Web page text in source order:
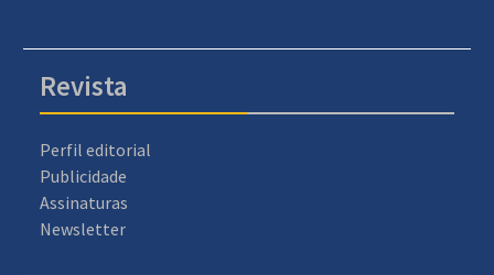
Revista
Perfil editorial
Publicidade
Assinaturas
Newsletter